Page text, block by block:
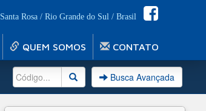
Santa Rosa / Rio Grande do Sul / Brasil
QUEM SOMOS CONTATO
Busca Avançada